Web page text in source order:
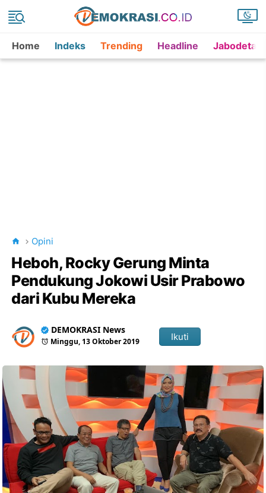
Home Indeks Trending Headline
Opini
Heboh, Rocky Gerung Minta
Pendukung Jokowi Usir Prabowo
dari Kubu Mereka
DEMOKRASI News
Minggu, 13 Oktober 2019 Ikuti